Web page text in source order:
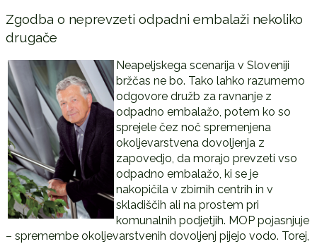
Zgodba o neprevzeti odpadni embalaži nekoliko
drugače
Neapeljskega scenarija v Sloveniji
bržčas ne bo. Tako lahko razumemo
odgovore družb za ravnanje z
odpadno embalažo, potem ko so
sprejele čez noč spremenjena
okoljevarstvena dovoljenja z
zapovedjo, da morajo prevzeti vso
odpadno embalažo, ki se je
nakopičila v zbirnih centrih in v
skladiščih ali na prostem pri
komunalnih podjetjih. MOP pojasnjuje
– spremembe okoljevarstvenih dovoljenj pijejo vodo. Torej,